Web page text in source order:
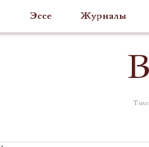
Эссе Журналы